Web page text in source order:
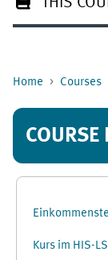
THIS
Home Courses
COURSE
Kurs im HIS-